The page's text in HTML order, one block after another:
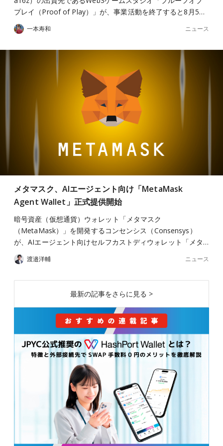
プレイ（Proof of Play）」が、事業活動を終了すると8月5…
一本寿和 ニュース
メタマスク、AIエージェント向け「MetaMask
Agent Wallet」正式提供開始
暗号資産（仮想通貨）ウォレット「メタマスク
（MetaMask）」を開発するコンセンシス（Consensys）
が、AIエージェント向けセルフカストディウォレット「メタ…
渡邉洋輔 ニュース
最新の記事をさらに見る >